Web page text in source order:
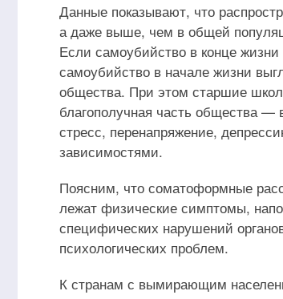
Данные показывают, что
а даже выше, чем в общей
Если самоубийство в конце
самоубийство в начале жизни
общества. При этом старшие
благополучная часть общества —
стресс, перенапряжение,
зависимостями.
Поясним, что соматоформные
лежат физические симптомы,
специфических нарушений
психологических проблем.
К странам с вымирающим